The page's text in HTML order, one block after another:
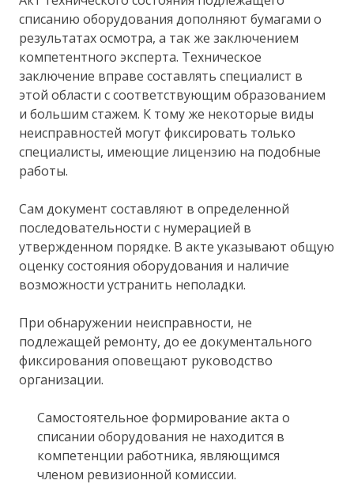
списанию оборудования дополняют бумагами о
результатах осмотра, а так же заключением
компетентного эксперта. Техническое
заключение вправе составлять специалист в
этой области с соответствующим образованием
и большим стажем. К тому же некоторые виды
неисправностей могут фиксировать только
специалисты, имеющие лицензию на подобные
работы.
Сам документ составляют в определенной
последовательности с нумерацией в
утвержденном порядке. В акте указывают общую
оценку состояния оборудования и наличие
возможности устранить неполадки.
При обнаружении неисправности, не
подлежащей ремонту, до ее документального
фиксирования оповещают руководство
организации.
Самостоятельное формирование акта о
списании оборудования не находится в
компетенции работника, являющимся
членом ревизионной комиссии.